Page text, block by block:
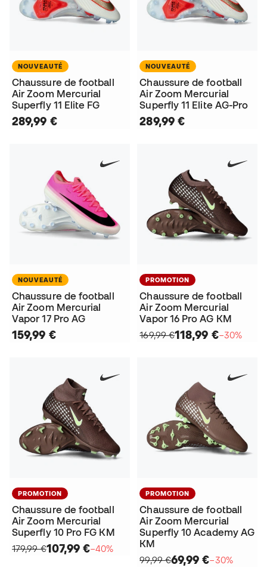
NOUVEAUTÉ
Chaussure de football
Air Zoom Mercurial
Superfly 11 Elite FG
289,99 €
NOUVEAUTÉ
Chaussure de football
Air Zoom Mercurial
Superfly 11 Elite AG-Pro
289,99 €
NOUVEAUTÉ
Chaussure de football
Air Zoom Mercurial
Vapor 17 Pro AG
159,99 €
PROMOTION
Chaussure de football
Air Zoom Mercurial
Vapor 16 Pro AG KM
169,99 €118,99 €−30%
PROMOTION
Chaussure de football
Air Zoom Mercurial
Superfly 10 Pro FG KM
179,99 €107,99 €−40%
PROMOTION
Chaussure de football
Air Zoom Mercurial
Superfly 10 Academy AG
KM
99,99 €69,99 €−30%